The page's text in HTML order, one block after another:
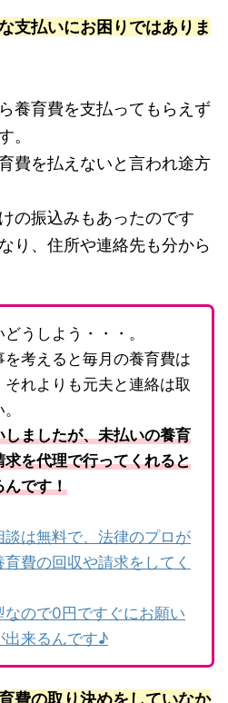
支払いにお困りではありま
養育費を支払ってもらえず
。
費を払えないと言われ途方
の振込みもあったのです
り、住所や連絡先も分から
うしよう・・・。
を考えると毎月の養育費は
それよりも元夫と連絡は取
しましたが、未払いの養育
求を代理で行ってくれると
んです！
談は無料で、法律のプロが
費の回収や請求をしてく
なので0円ですぐにお願い
出来るんです♪